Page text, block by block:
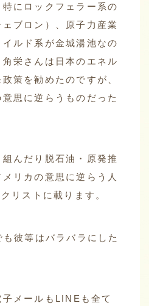
にロックフェラー系の
ブロン）、原子力産業
ルド系が金城湯池なの
栄さんは日本のエネル
策を勧めたのですが、
思に逆らうものだった
んだり脱石油・原発推
リカの意思に逆らう人
リストに載ります。
彼等はバラバラにした
メールもLINEも全て